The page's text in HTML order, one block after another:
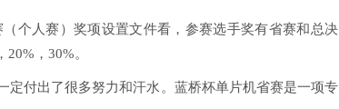
个人赛）奖项设置文件看，参赛选手奖有省赛和总决
，30%。
付出了很多努力和汗水。蓝桥杯单片机省赛是一项专